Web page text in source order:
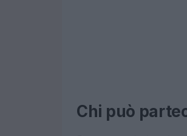
Chi può